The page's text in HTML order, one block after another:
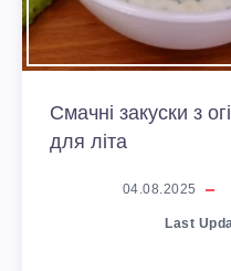
Смачні закуски з
для літа
04.08.2025
Last